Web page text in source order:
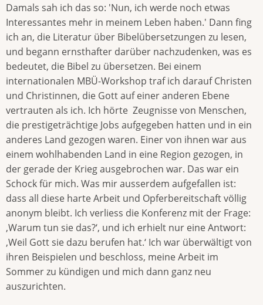
Damals sah ich das so: 'Nun, ich werde noch etwas
Interessantes mehr in meinem Leben haben.' Dann fing
ich an, die Literatur über Bibelübersetzungen zu lesen,
und begann ernsthafter darüber nachzudenken, was es
bedeutet, die Bibel zu übersetzen. Bei einem
internationalen MBÜ-Workshop traf ich darauf Christen
und Christinnen, die Gott auf einer anderen Ebene
vertrauten als ich. Ich hörte Zeugnisse von Menschen,
die prestigeträchtige Jobs aufgegeben hatten und in ein
anderes Land gezogen waren. Einer von ihnen war aus
einem wohlhabenden Land in eine Region gezogen, in
der gerade der Krieg ausgebrochen war. Das war ein
Schock für mich. Was mir ausserdem aufgefallen ist:
dass all diese harte Arbeit und Opferbereitschaft völlig
anonym bleibt. Ich verliess die Konferenz mit der Frage:
‚Warum tun sie das?‘, und ich erhielt nur eine Antwort:
‚Weil Gott sie dazu berufen hat.‘ Ich war überwältigt von
ihren Beispielen und beschloss, meine Arbeit im
Sommer zu kündigen und mich dann ganz neu
auszurichten.